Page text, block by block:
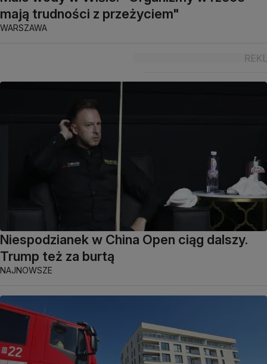
mają trudności z przeżyciem"
WARSZAWA
Niespodzianek w China Open ciąg dalszy.
Trump też za burtą
NAJNOWSZE